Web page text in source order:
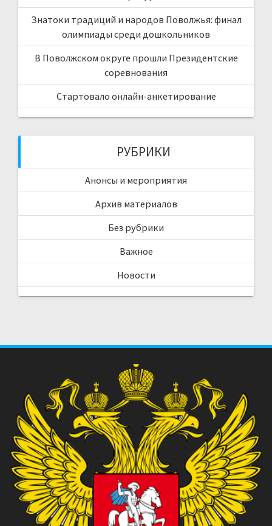
Знатоки традиций и народов Поволжья: финал
олимпиады среди дошкольников
В Поволжском округе прошли Президентские
соревнования
Стартовало онлайн-анкетирование
РУБРИКИ
Анонсы и мероприятия
Архив материалов
Без рубрики
Важное
Новости